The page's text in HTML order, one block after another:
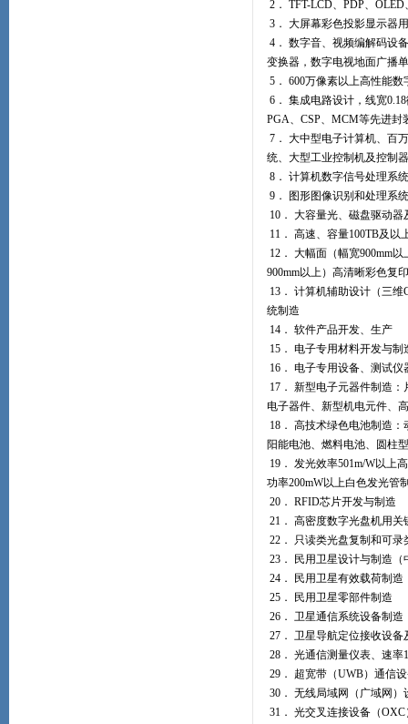
2． TFT-LCD、PDP、
3． 大屏幕彩色投影显示器
4． 数字音、视频编解码设
变换器，数字电视地面广播
5． 600万像素以上高性能
6． 集成电路设计，线宽
PGA、CSP、MCM等先进封
7． 大中型电子计算机、百
统、大型工业控制机及控制
8． 计算机数字信号处理系
9． 图形图像识别和处理系
10． 大容量光、磁盘驱动
11． 高速、容量100TB及
12． 大幅面（幅宽900mm
900mm以上）高清晰彩色复
13． 计算机辅助设计（三
统制造
14． 软件产品开发、生产
15． 电子专用材料开发与
16． 电子专用设备、测试仪
17． 新型电子元器件制造
电子器件、新型机电元件、
18． 高技术绿色电池制造
阳能电池、燃料电池、圆柱
19． 发光效率501m/W以上
功率200mW以上白色发光管
20． RFID芯片开发与制造
21． 高密度数字光盘机用关
22． 只读类光盘复制和可录
23． 民用卫星设计与制造（
24． 民用卫星有效载荷制造
25． 民用卫星零部件制造
26． 卫星通信系统设备制造
27． 卫星导航定位接收设备
28． 光通信测量仪表、速率
29． 超宽带（UWB）通信
30． 无线局域网（广域网）
31． 光交叉连接设备（